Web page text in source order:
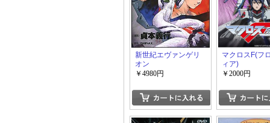
新世紀エヴァンゲリ
オン
￥4980円
マクロスF(フ
ィア)
￥2000円